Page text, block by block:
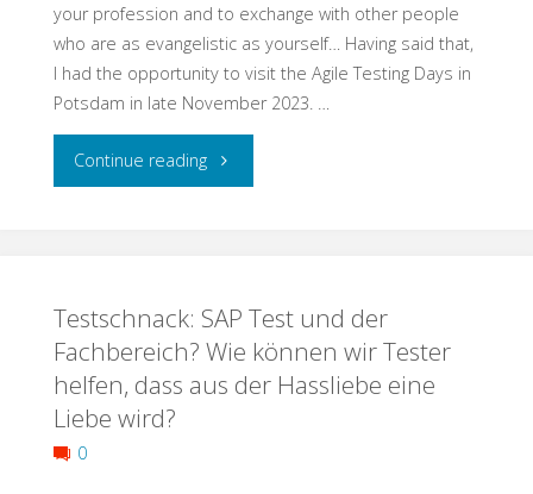
your profession and to exchange with other people
who are as evangelistic as yourself… Having said that,
I had the opportunity to visit the Agile Testing Days in
Potsdam in late November 2023. …
Continue reading"Agile
2023:
From
Testschnack: SAP Test und der
Fachbereich? Wie können wir Tester
helfen, dass aus der Hassliebe eine
Liebe wird?
0